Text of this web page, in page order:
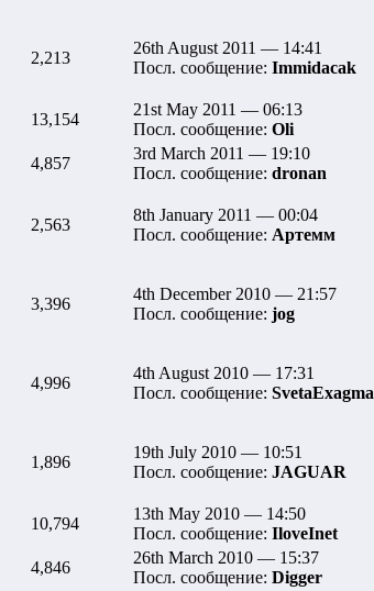
2,213
26th August 2011 — 14:41
Посл. сообщение: Immidacak
13,154
21st May 2011 — 06:13
Посл. сообщение: Oli
4,857
3rd March 2011 — 19:10
Посл. сообщение: dronan
2,563
8th January 2011 — 00:04
Посл. сообщение: Артемм
3,396
4th December 2010 — 21:57
Посл. сообщение: jog
4,996
4th August 2010 — 17:31
Посл. сообщение: SvetaExagma
1,896
19th July 2010 — 10:51
Посл. сообщение: JAGUAR
10,794
13th May 2010 — 14:50
Посл. сообщение: IloveInet
4,846
26th March 2010 — 15:37
Посл. сообщение: Digger